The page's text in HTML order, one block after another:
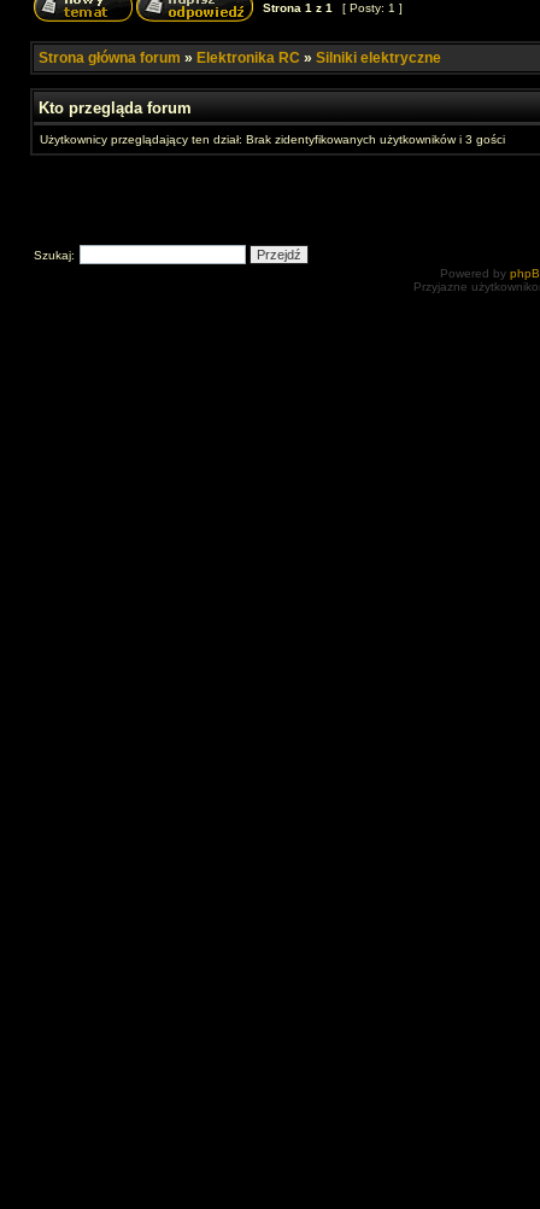
Strona 1 z 1 [ Posty: 1 ]
Strona główna forum » Elektronika RC » Silniki elektryczne
Kto przegląda forum
Użytkownicy przeglądający ten dział: Brak zidentyfikowanych użytkowników i 3 gości
Szukaj:
Powered by
Przyjazne